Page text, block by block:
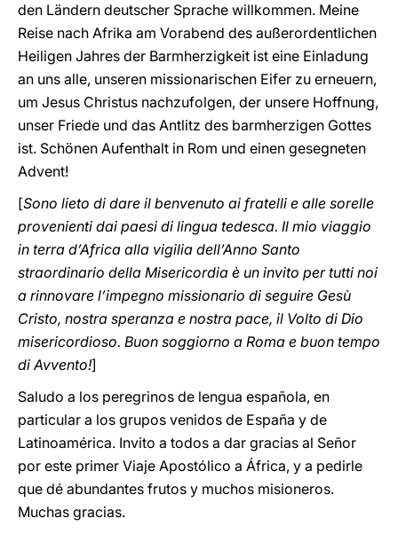
den Ländern deutscher Sprache willkommen. Meine
Reise nach Afrika am Vorabend des außerordentlichen
Heiligen Jahres der Barmherzigkeit ist eine Einladung
an uns alle, unseren missionarischen Eifer zu erneuern,
um Jesus Christus nachzufolgen, der unsere Hoffnung,
unser Friede und das Antlitz des barmherzigen Gottes
ist. Schönen Aufenthalt in Rom und einen gesegneten
Advent!
[Sono lieto di dare il benvenuto ai fratelli e alle sorelle
provenienti dai paesi di lingua tedesca. Il mio viaggio
in terra d’Africa alla vigilia dell’Anno Santo
straordinario della Misericordia è un invito per tutti noi
a rinnovare l’impegno missionario di seguire Gesù
Cristo, nostra speranza e nostra pace, il Volto di Dio
misericordioso. Buon soggiorno a Roma e buon tempo
di Avvento!]
Saludo a los peregrinos de lengua española, en
particular a los grupos venidos de España y de
Latinoamérica. Invito a todos a dar gracias al Señor
por este primer Viaje Apostólico a África, y a pedirle
que dé abundantes frutos y muchos misioneros.
Muchas gracias.